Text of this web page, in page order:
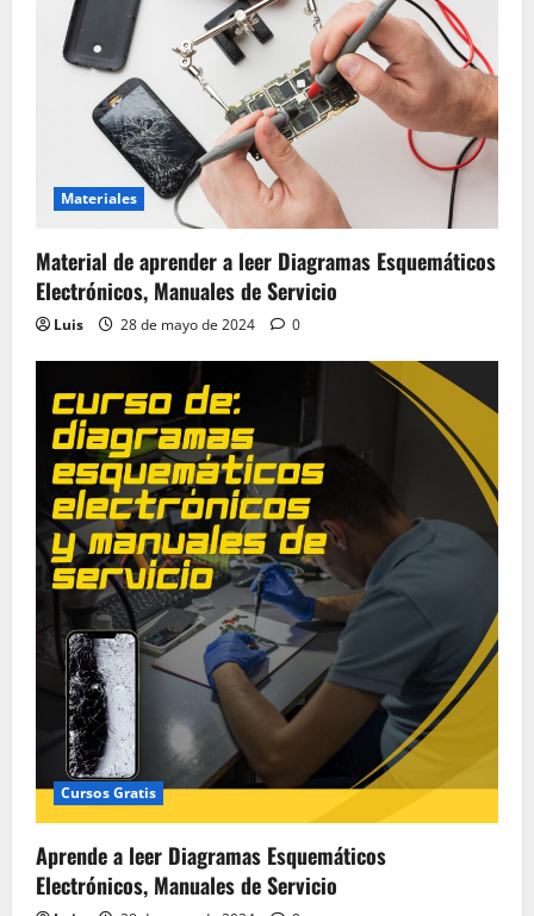
Materiales
Material de aprender a leer Diagramas Esquemáticos
Electrónicos, Manuales de Servicio
Luis 28 de mayo de 2024 0
Cursos Gratis
Aprende a leer Diagramas Esquemáticos
Electrónicos, Manuales de Servicio